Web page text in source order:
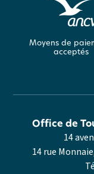
Moyens de
acceptés
14
14 rue
Office de